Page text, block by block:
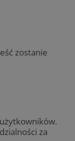
zostanie
za